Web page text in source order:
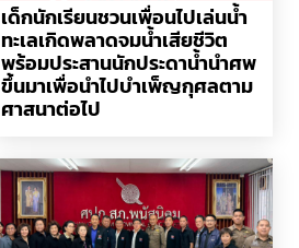
เด็กนักเรียนชวนเพื่อนไปเล่นน้ำ
ทะเลเกิดพลาดจมน้ำเสียชีวิต
พร้อมประสานนักประดาน้ำนำศพ
ขึ้นมาเพื่อนำไปบำเพ็ญกุศลตาม
ศาสนาต่อไป